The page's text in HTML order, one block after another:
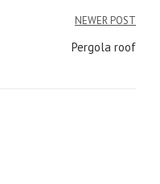
NEWER POST
Pergola roof